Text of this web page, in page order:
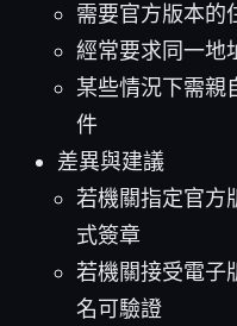
需要官方版本的
經常要求同一地
某些情況下需親
件
差異與建議
若機關指定官方
式簽章
若機關接受電子
名可驗證